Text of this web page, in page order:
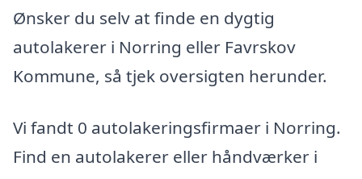
Ønsker du selv at finde en dygtig
autolakerer i Norring eller Favrskov
Kommune, så tjek oversigten herunder.
Vi fandt 0 autolakeringsfirmaer i Norring.
Find en autolakerer eller håndværker i